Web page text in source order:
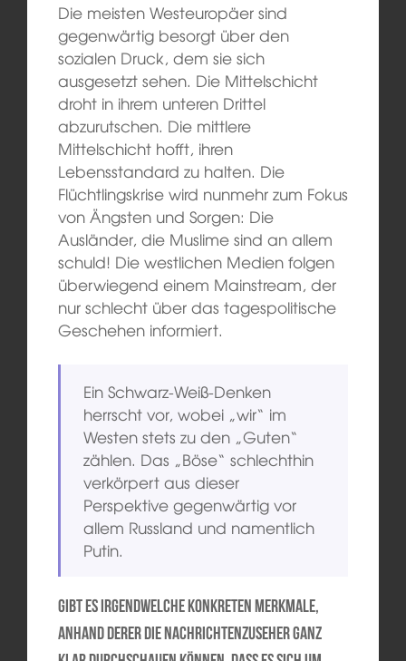
Die meisten Westeuropäer sind
gegenwärtig besorgt über den
sozialen Druck, dem sie sich
ausgesetzt sehen. Die Mittelschicht
droht in ihrem unteren Drittel
abzurutschen. Die mittlere
Mittelschicht hofft, ihren
Lebensstandard zu halten. Die
Flüchtlingskrise wird nunmehr zum Fokus
von Ängsten und Sorgen: Die
Ausländer, die Muslime sind an allem
schuld! Die westlichen Medien folgen
überwiegend einem Mainstream, der
nur schlecht über das tagespolitische
Geschehen informiert.
Ein Schwarz-Weiß-Denken
herrscht vor, wobei „wir“ im
Westen stets zu den „Guten“
zählen. Das „Böse“ schlechthin
verkörpert aus dieser
Perspektive gegenwärtig vor
allem Russland und namentlich
Putin.
Gibt es irgendwelche konkreten Merkmale,
anhand derer die Nachrichtenzuseher ganz